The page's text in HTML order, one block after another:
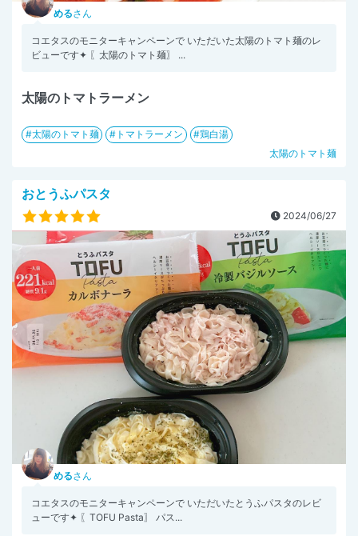
めるさん
コエタスのモニターキャンペーンで いただいた太陽のトマト麺のレ
ビューです✦ 〖太陽のトマト麺〗 ...
太陽のトマトラーメン
太陽のトマト麺 トマトラーメン
鶏白湯
太陽のトマト麺
おとうふパスタ
2024/06/27
めるさん
コエタスのモニターキャンペーンで いただいたとうふパスタのレビ
ューです✦ 〖TOFU Pasta〗 パス...